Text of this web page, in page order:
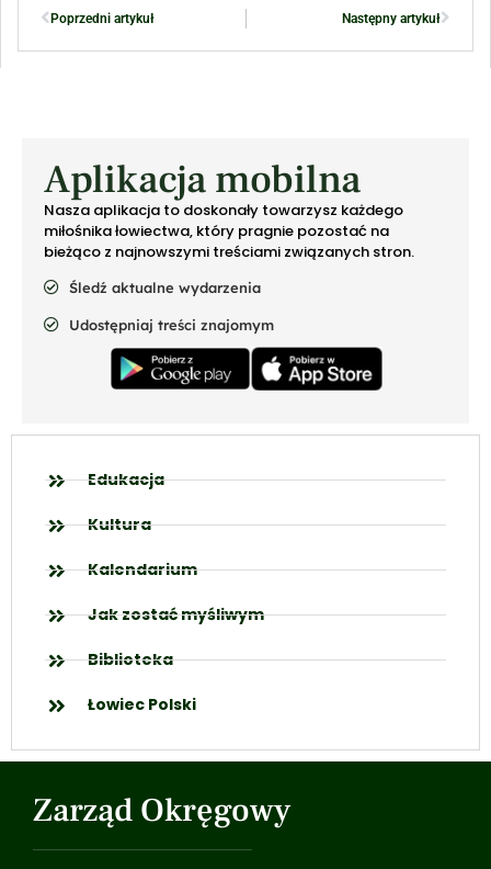
Poprzedni artykuł Następny artykuł
Aplikacja mobilna
Nasza aplikacja to doskonały towarzysz każdego
miłośnika łowiectwa, który pragnie pozostać na
bieżąco z najnowszymi treściami związanych stron.
Śledź aktualne wydarzenia
Udostępniaj treści znajomym
Edukacja
Kultura
Kalendarium
Jak zostać myśliwym
Biblioteka
Łowiec Polski
Zarząd Okręgowy